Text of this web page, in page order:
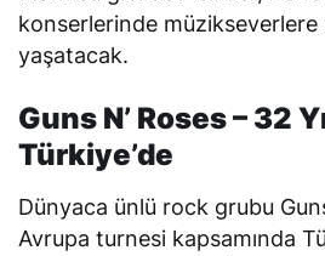
konserlerinde
yaşatacak.
Guns N’ Roses – 32
Türkiye’de
Dünyaca ünlü rock grubu
Avrupa turnesi kapsamında